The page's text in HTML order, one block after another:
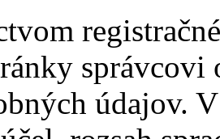
správcovi
údajov.